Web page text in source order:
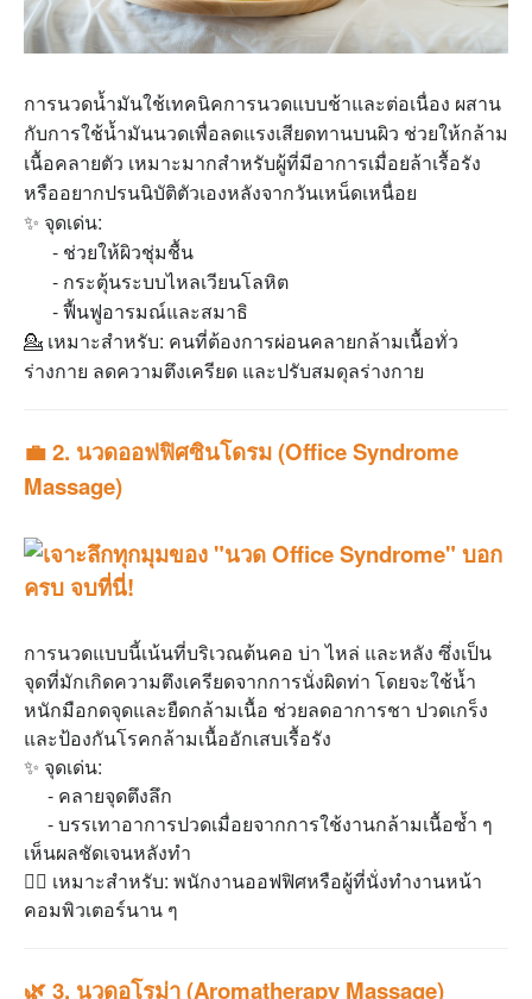
การนวดน้ำมันใช้เทคนิคการนวดแบบช้าและต่อเนื่อง ผสาน
กับการใช้น้ำมันนวดเพื่อลดแรงเสียดทานบนผิว ช่วยให้กล้าม
เนื้อคลายตัว เหมาะมากสำหรับผู้ที่มีอาการเมื่อยล้าเรื้อรัง
หรืออยากปรนนิบัติตัวเองหลังจากวันเหน็ดเหนื่อย
✨ จุดเด่น:
- ช่วยให้ผิวชุ่มชื้น
- กระตุ้นระบบไหลเวียนโลหิต
- ฟื้นฟูอารมณ์และสมาธิ
💁 เหมาะสำหรับ: คนที่ต้องการผ่อนคลายกล้ามเนื้อทั่ว
ร่างกาย ลดความตึงเครียด และปรับสมดุลร่างกาย
💼 2. นวดออฟฟิศซินโดรม (Office Syndrome
Massage)
การนวดแบบนี้เน้นที่บริเวณต้นคอ บ่า ไหล่ และหลัง ซึ่งเป็น
จุดที่มักเกิดความตึงเครียดจากการนั่งผิดท่า โดยจะใช้น้ำ
หนักมือกดจุดและยืดกล้ามเนื้อ ช่วยลดอาการชา ปวดเกร็ง
และป้องกันโรคกล้ามเนื้ออักเสบเรื้อรัง
✨ จุดเด่น:
- คลายจุดตึงลึก
- บรรเทาอาการปวดเมื่อยจากการใช้งานกล้ามเนื้อซ้ำ ๆ
เห็นผลชัดเจนหลังทำ
💆‍♂️ เหมาะสำหรับ: พนักงานออฟฟิศหรือผู้ที่นั่งทำงานหน้า
คอมพิวเตอร์นาน ๆ
🌿 3. นวดอโรม่า (Aromatherapy Massage)